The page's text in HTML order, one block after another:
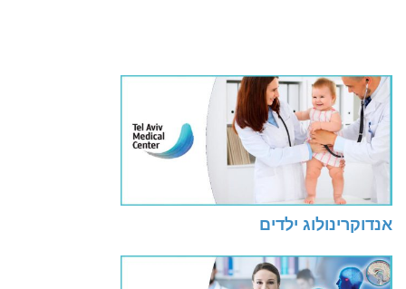
אנדוקרינולוג ילדים